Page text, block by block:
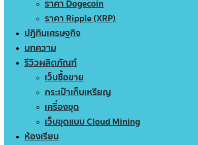
ราคา Dogecoin
ราคา Ripple (XRP)
ปฏิทินเศรษฐกิจ
บทความ
รีวิวผลิตภัณฑ์
เว็บซื้อขาย
กระเป๋าเก็บเหรียญ
เครื่องขุด
เว็บขุดแบบ Cloud Mining
ห้องเรียน